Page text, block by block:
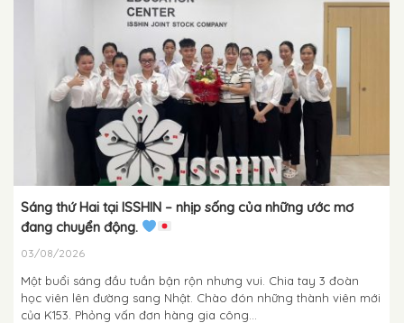
Sáng thứ Hai tại ISSHIN – nhịp sống của những ước mơ
đang chuyển động.
03/08/2026
Một buổi sáng đầu tuần bận rộn nhưng vui. Chia tay 3 đoàn
học viên lên đường sang Nhật. Chào đón những thành viên mới
của K153. Phỏng vấn đơn hàng gia công...